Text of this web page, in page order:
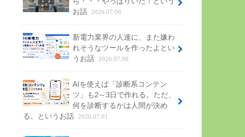
お話 2026.07.06
新電力業界の人達に、また嫌わ
れそうなツールを作ったよとい
うお話 2026.07.06
AIを使えば「診断系コンテン
ツ」も2～3日で作れる。ただ、
何を診断するかは人間が決め
る。というお話 2026.07.01